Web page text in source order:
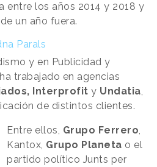
entre los años 2014 y 2018 y
un año fuera.
Parals
y en Publicidad y
trabajado en agencias
Interprofit y Undatia,
de distintos clientes.
Entre ellos, Grupo Ferrero,
Kantox, Grupo Planeta o el
partido político Junts per